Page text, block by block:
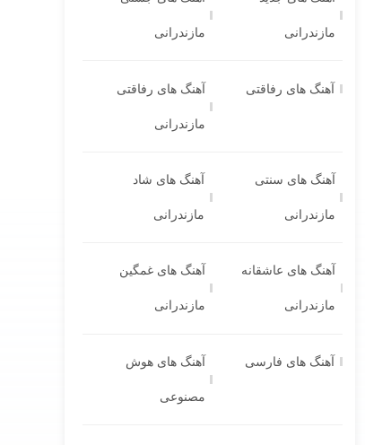
مازندرانی مازندرانی
آهنگ های رفاقتی آهنگ های رفاقتی
مازندرانی
آهنگ های سنتی
مازندرانی
آهنگ های شاد
مازندرانی
آهنگ های عاشقانه
مازندرانی
آهنگ های غمگین
مازندرانی
آهنگ های فارسی آهنگ های هوش
مصنوعی